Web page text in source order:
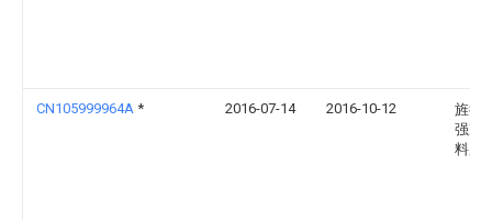
CN105999964A * 2016-07-14 2016-10-12
旌德
强净
料厂